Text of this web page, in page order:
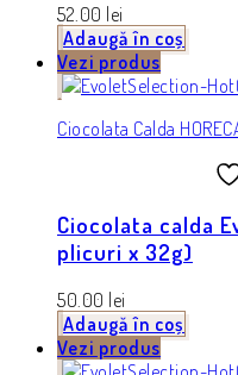
52.00 lei
Adaugă în coș
Vezi produs
Ciocolata Calda
Ciocolata calda
plicuri x 32g)
50.00 lei
Adaugă în coș
Vezi produs